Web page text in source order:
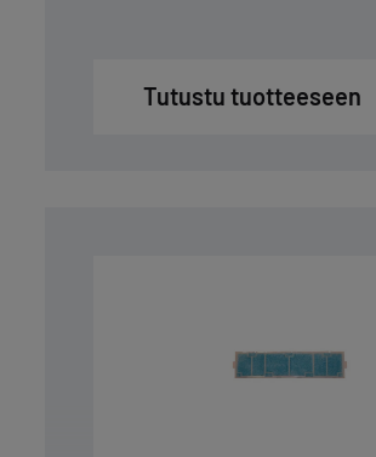
Tutustu tuotteeseen